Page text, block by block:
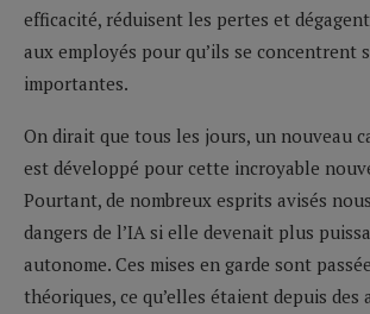
efficacité, réduisent les pertes et
aux employés pour qu’ils se concentrent
importantes.
On dirait que tous les jours, un nouveau
est développé pour cette incroyable
Pourtant, de nombreux esprits avisés
dangers de l’IA si elle devenait plus
autonome. Ces mises en garde sont
théoriques, ce qu’elles étaient depuis des